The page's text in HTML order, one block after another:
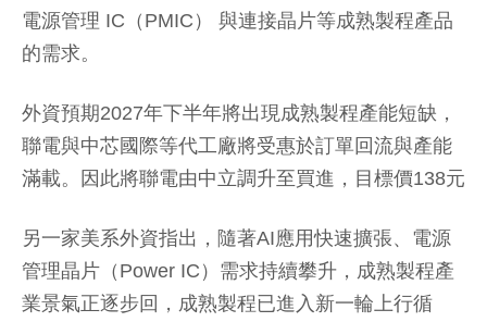
電源管理 IC（PMIC） 與連接晶片等成熟製程產品
的需求。
外資預期2027年下半年將出現成熟製程產能短缺，
聯電與中芯國際等代工廠將受惠於訂單回流與產能
滿載。因此將聯電由中立調升至買進，目標價138元
另一家美系外資指出，隨著AI應用快速擴張、電源
管理晶片（Power IC）需求持續攀升，成熟製程產
業景氣正逐步回，成熟製程已進入新一輪上行循